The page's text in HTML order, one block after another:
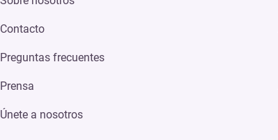
Contacto
Preguntas frecuentes
Prensa
Únete a nosotros